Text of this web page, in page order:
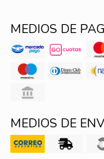
MEDIOS DE
MEDIOS DE